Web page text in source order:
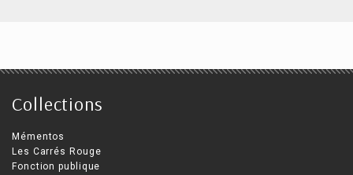
Collections
Mémentos
Les Carrés Rouge
Fonction publique